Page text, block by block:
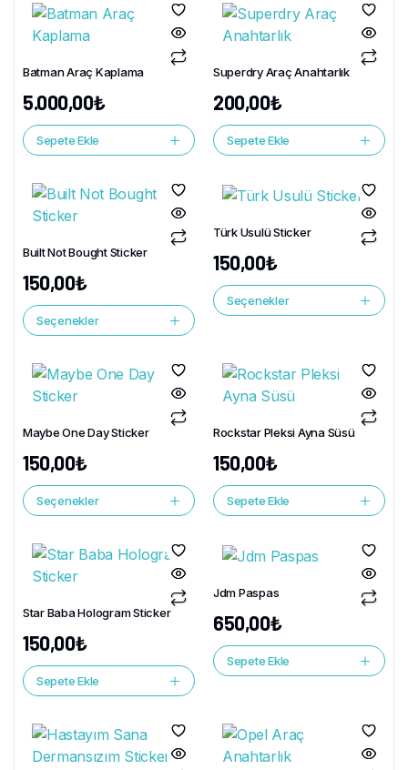
Batman Araç Kaplama
5.000,00₺
Sepete Ekle
Superdry Araç Anahtarlık
200,00₺
Sepete Ekle
Built Not Bought Sticker
150,00₺
Seçenekler
Türk Usulü Sticker
150,00₺
Seçenekler
Maybe One Day Sticker
150,00₺
Seçenekler
Rockstar Pleksi Ayna Süsü
150,00₺
Sepete Ekle
Star Baba Hologram Sticker
150,00₺
Sepete Ekle
Jdm Paspas
650,00₺
Sepete Ekle